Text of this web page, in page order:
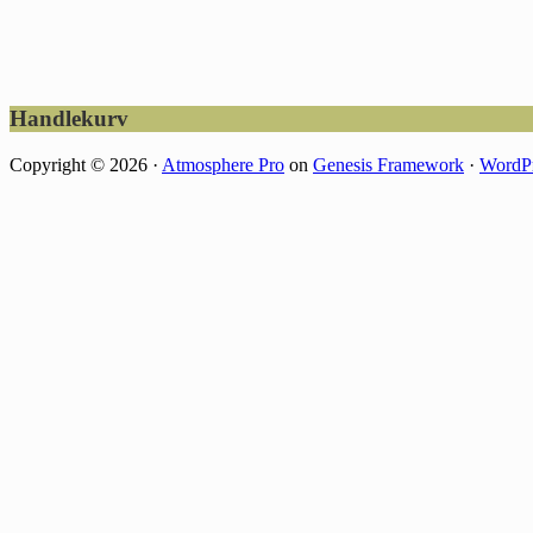
Footer
Handlekurv
Copyright © 2026 · Atmosphere Pro on Genesis Framework ·